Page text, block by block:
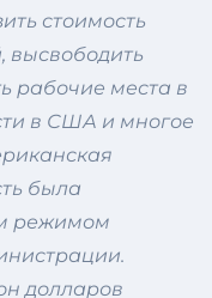
стоимость
высвободить
рабочие места в
в США и многое
была
режимом
долларов